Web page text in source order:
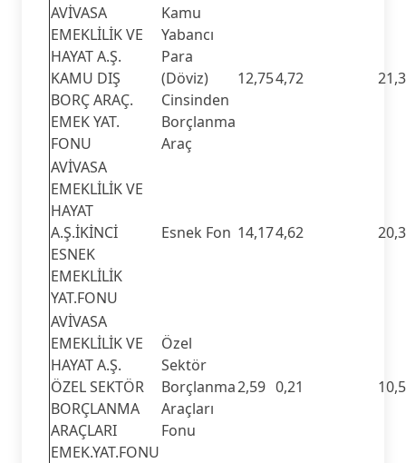
AVİVASA
EMEKLİLİK VE
HAYAT A.Ş.
KAMU DIŞ
BORÇ ARAÇ.
EMEK YAT.
FONU
Kamu
Yabancı
Para
(Döviz)
Cinsinden
Borçlanma
Araç
12,754,72
AVİVASA
EMEKLİLİK VE
HAYAT
A.Ş.İKİNCİ
ESNEK
EMEKLİLİK
YAT.FONU
Esnek Fon 14,174,62
AVİVASA
EMEKLİLİK VE
HAYAT A.Ş.
ÖZEL SEKTÖR
BORÇLANMA
ARAÇLARI
EMEK.YAT.FONU
Özel
Sektör
Borçlanma
Araçları
Fonu
2,59 0,21